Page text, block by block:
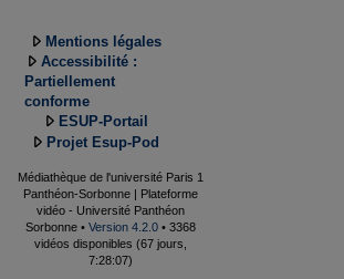
Mentions légales
Accessibilité :
Partiellement
conforme
ESUP-Portail
Projet Esup-Pod
Médiathèque de l'université Paris 1
Panthéon-Sorbonne | Plateforme
vidéo - Université Panthéon
Sorbonne • Version 4.2.0 • 3368
vidéos disponibles (67 jours,
7:28:07)